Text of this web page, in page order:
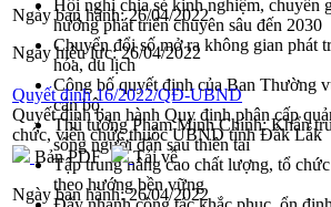
Hội nghị chia sẻ kinh nghiệm, chuyển
hướng phát triển chuyên sâu đến 2030
Chuyển đổi số mở ra không gian phát
hóa, du lịch
Công bố quyết định của Ban Thường
cán bộ.
Thủ tướng Phạm Minh Chính: Khẩn
sống người dân sau thiên tai
Tập trung nâng cao chất lượng, tổ
theo hướng bền vững
Ngày ban hành:26/04/2022
Ngày hiệu lực:26/04/2022
Quyết định 16/2022/QĐ-UBND
Quyết định ban hành Quy định phân cấp
chức, viên chức thuộc UBND tỉnh Đắk Lắk
Bản PDF
Tải về
Ngày ban hành:26/04/2022